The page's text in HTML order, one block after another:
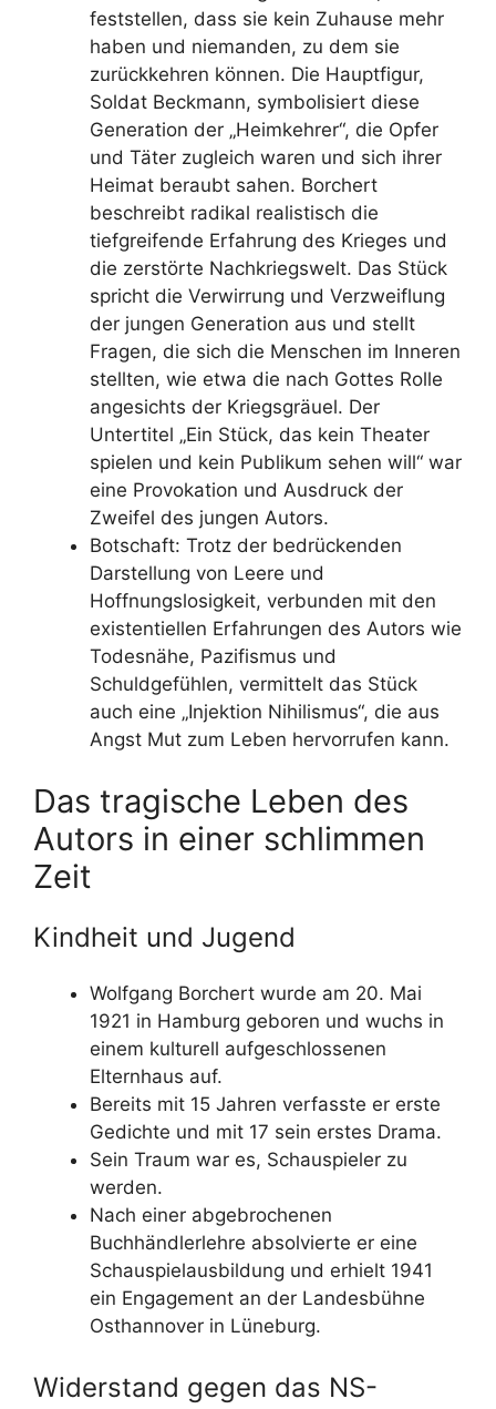
feststellen, dass sie kein Zuhause mehr
haben und niemanden, zu dem sie
zurückkehren können. Die Hauptfigur,
Soldat Beckmann, symbolisiert diese
Generation der „Heimkehrer“, die Opfer
und Täter zugleich waren und sich ihrer
Heimat beraubt sahen. Borchert
beschreibt radikal realistisch die
tiefgreifende Erfahrung des Krieges und
die zerstörte Nachkriegswelt. Das Stück
spricht die Verwirrung und Verzweiflung
der jungen Generation aus und stellt
Fragen, die sich die Menschen im Inneren
stellten, wie etwa die nach Gottes Rolle
angesichts der Kriegsgräuel. Der
Untertitel „Ein Stück, das kein Theater
spielen und kein Publikum sehen will“ war
eine Provokation und Ausdruck der
Zweifel des jungen Autors.
Botschaft: Trotz der bedrückenden
Darstellung von Leere und
Hoffnungslosigkeit, verbunden mit den
existentiellen Erfahrungen des Autors wie
Todesnähe, Pazifismus und
Schuldgefühlen, vermittelt das Stück
auch eine „Injektion Nihilismus“, die aus
Angst Mut zum Leben hervorrufen kann.
Das tragische Leben des
Autors in einer schlimmen
Zeit
Kindheit und Jugend
Wolfgang Borchert wurde am 20. Mai
1921 in Hamburg geboren und wuchs in
einem kulturell aufgeschlossenen
Elternhaus auf.
Bereits mit 15 Jahren verfasste er erste
Gedichte und mit 17 sein erstes Drama.
Sein Traum war es, Schauspieler zu
werden.
Nach einer abgebrochenen
Buchhändlerlehre absolvierte er eine
Schauspielausbildung und erhielt 1941
ein Engagement an der Landesbühne
Osthannover in Lüneburg.
Widerstand gegen das NS-